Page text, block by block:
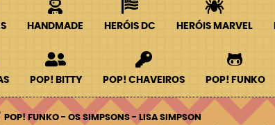
HANDMADE HERÓIS DC HERÓIS MARVEL
POP! BITTY POP! CHAVEIROS POP! FUNKO
POP! FUNKO - OS SIMPSONS - LISA SIMPSON